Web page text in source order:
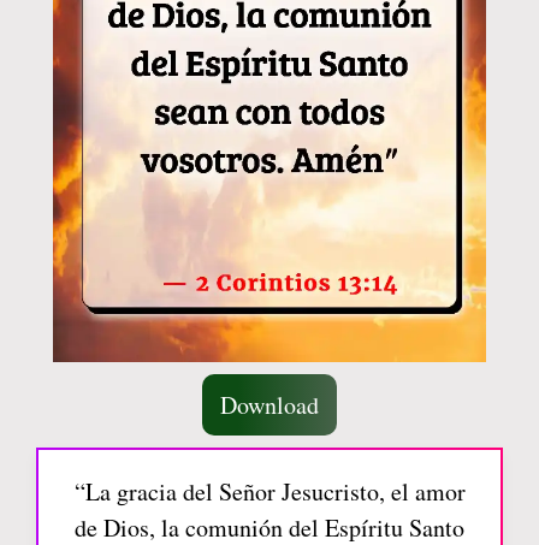
Download
“La gracia del Señor Jesucristo, el amor
de Dios, la comunión del Espíritu Santo